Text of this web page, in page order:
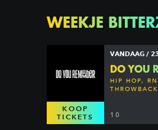
WEEKJE
KOOP
TICKETS
VANDAAG /
DO YOU
HIP HOP,
10